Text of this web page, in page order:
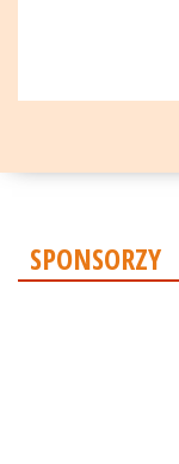
SPONSORZY